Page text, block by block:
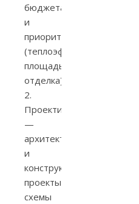
бюджета
и
приоритетов
(теплоэффективность,
площадь,
отделка).
2.
Проектирование
—
архитектурный
и
конструктивный
проекты,
схемы